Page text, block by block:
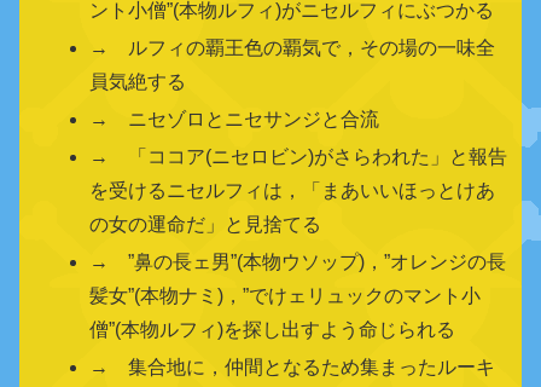
ント小僧”(本物ルフィ)がニセルフィにぶつかる
→ ルフィの覇王色の覇気で，その場の一味全
員気絶する
→ ニセゾロとニセサンジと合流
→ 「ココア(ニセロビン)がさらわれた」と報告
を受けるニセルフィは，「まあいいほっとけあ
の女の運命だ」と見捨てる
→ ”鼻の長ェ男”(本物ウソップ)，”オレンジの長
髪女”(本物ナミ)，”でけェリュックのマント小
僧”(本物ルフィ)を探し出すよう命じられる
→ 集合地に，仲間となるため集まったルーキ